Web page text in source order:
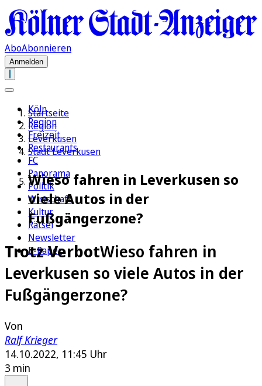
AboAbonnieren
Anmelden
Köln
Region
Freizeit
Restaurants
FC
Panorama
Politik
Wirtschaft
Kultur
Rätsel
Newsletter
E-Paper
Startseite
Region
Leverkusen
Stadt Leverkusen
Wieso fahren in Leverkusen so
viele Autos in der
Fußgängerzone?
Trotz VerbotWieso fahren in
Leverkusen so viele Autos in der
Fußgängerzone?
Von
Ralf Krieger
14.10.2022, 11:45 Uhr
3 min